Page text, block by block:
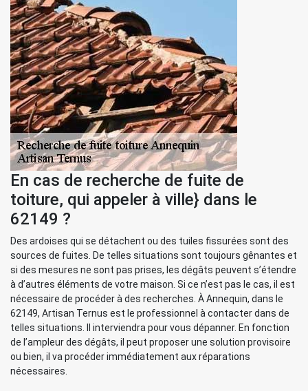
En cas de recherche de fuite de
toiture, qui appeler à ville} dans le
62149 ?
Des ardoises qui se détachent ou des tuiles fissurées sont des
sources de fuites. De telles situations sont toujours gênantes et
si des mesures ne sont pas prises, les dégâts peuvent s’étendre
à d’autres éléments de votre maison. Si ce n’est pas le cas, il est
nécessaire de procéder à des recherches. À Annequin, dans le
62149, Artisan Ternus est le professionnel à contacter dans de
telles situations. Il interviendra pour vous dépanner. En fonction
de l’ampleur des dégâts, il peut proposer une solution provisoire
ou bien, il va procéder immédiatement aux réparations
nécessaires.